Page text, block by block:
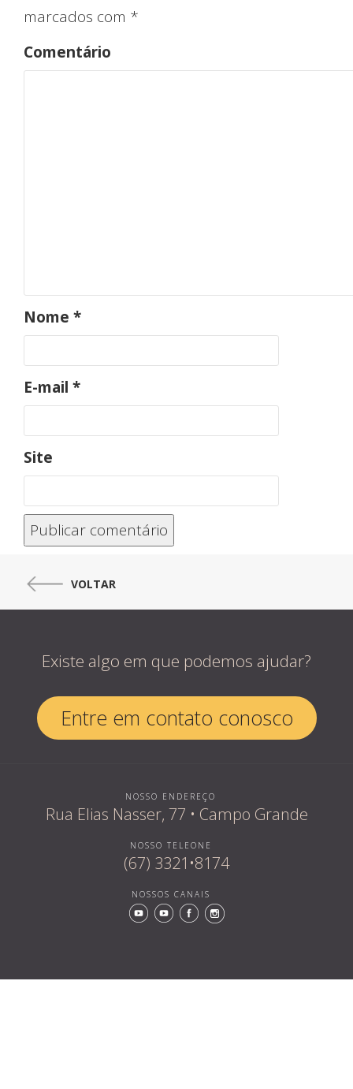
marcados com *
Comentário
Nome *
E-mail *
Site
VOLTAR
Existe algo em que podemos ajudar?
Entre em contato conosco
NOSSO ENDEREÇO
Rua Elias Nasser, 77 • Campo Grande
NOSSO TELEONE
(67) 3321•8174
NOSSOS CANAIS